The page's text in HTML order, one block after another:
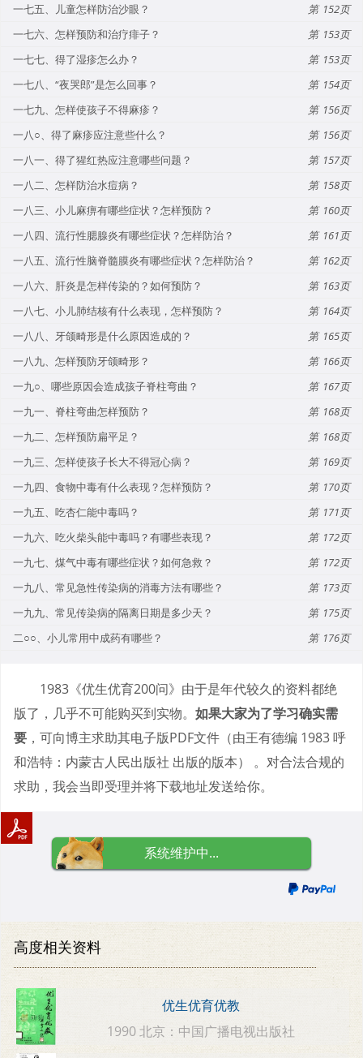
一七五、儿童怎样防治沙眼？
152
一七六、怎样预防和治疗痱子？
153
一七七、得了湿疹怎么办？
153
一七八、“夜哭郎”是怎么回事？
154
一七九、怎样使孩子不得麻疹？
156
一八○、得了麻疹应注意些什么？
156
一八一、得了猩红热应注意哪些问题？
157
一八二、怎样防治水痘病？
158
一八三、小儿麻痹有哪些症状？怎样预防？
160
一八四、流行性腮腺炎有哪些症状？怎样防治？
161
一八五、流行性脑脊髓膜炎有哪些症状？怎样防治？
162
一八六、肝炎是怎样传染的？如何预防？
163
一八七、小儿肺结核有什么表现，怎样预防？
164
一八八、牙颌畸形是什么原因造成的？
165
一八九、怎样预防牙颌畸形？
166
一九○、哪些原因会造成孩子脊柱弯曲？
167
一九一、脊柱弯曲怎样预防？
168
一九二、怎样预防扁平足？
168
一九三、怎样使孩子长大不得冠心病？
169
一九四、食物中毒有什么表现？怎样预防？
170
一九五、吃杏仁能中毒吗？
171
一九六、吃火柴头能中毒吗？有哪些表现？
172
一九七、煤气中毒有哪些症状？如何急救？
172
一九八、常见急性传染病的消毒方法有哪些？
173
一九九、常见传染病的隔离日期是多少天？
175
二○○、小儿常用中成药有哪些？
176
1983《优生优育200问》由于是年代较久的资料都绝
版了，几乎不可能购买到实物。 如果大家为了学习确实需
要 ，可向博主求助其电子版PDF文件（由王有德编 1983 呼
和浩特：内蒙古人民出版社 出版的版本） 。对合法合规的
求助，我会当即受理并将下载地址发送给你。
系统维护中...
高度相关资料
优生优育优教
1990 北京：中国广播电视出版社